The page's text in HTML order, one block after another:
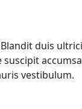
duis
vestibulum.